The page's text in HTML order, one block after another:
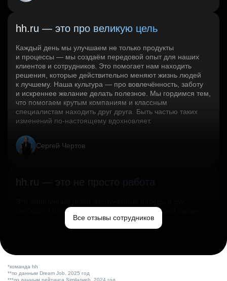
hh.ru — это про великую цель
Каждый день мы улучшаем не только продукты
и процессы — мы создаём передовой опыт для наших
клиентов и сотрудников. Это помогает нам находить
решения, которые действительно меняют жизнь людей
к лучшему. Наша культура — про вовлечённость, заботу
и искреннее желание делать полезное. Мы гордимся тем,
что помогаем крутым компаниям и классным
специалистам находить друг друга. Быть частью таких
изменений по‑настоящему вдохновляет.
Сергей Чертов
hh.ru — это не просто работа
свободы. Мы помогаем миру и создаём лучший сервис
по поиску работы в стране.Все отзывы сотрудников
*команда hh
**по данным Dream Job, 2025 год
***по данным рейтинга Similarweb, 2024 год